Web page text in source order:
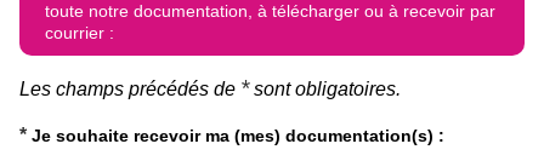
toute notre documentation, à télécharger ou à recevoir par
courrier :
Les champs précédés de *sont obligatoires.
* Je souhaite recevoir ma (mes) documentation(s) :